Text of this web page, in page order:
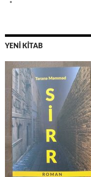
YENİ KİTAB